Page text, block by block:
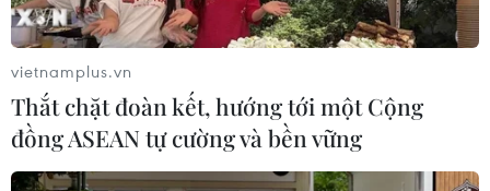
vietnamplus.vn
Thắt chặt đoàn kết, hướng tới một Cộng
đồng ASEAN tự cường và bền vững